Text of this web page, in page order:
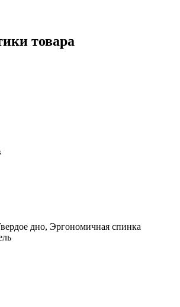
товара
дно, Эргономичная спинка